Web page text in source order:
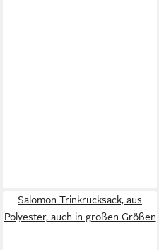
Salomon Trinkrucksack, aus
Polyester, auch in großen Größen